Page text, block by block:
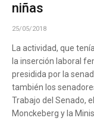
niñas
25/05/2018
La actividad, que
la inserción laboral
presidida por la
también los
Trabajo del Senado,
Monckeberg y la